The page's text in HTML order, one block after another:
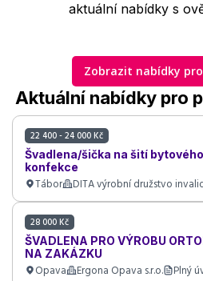
aktuální nabídky s
Zobrazit nabídky
Aktuální nabídky pro
22 400 - 24 000 Kč
Švadlena/šička na šití
konfekce
Tábor DITA výrobní družstvo
28 000 Kč
ŠVADLENA PRO VÝROBU
NA ZAKÁZKU
Opava Ergona Opava s.r.o. Plný